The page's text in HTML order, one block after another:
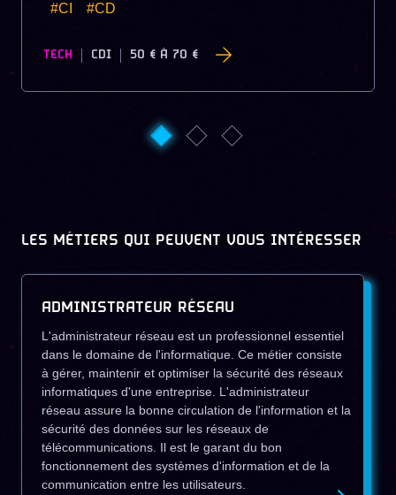
#CI
#CD
TECH CDI 50 € À 70 €
LES MÉTIERS QUI PEUVENT VOUS INTÉRESSER
ADMINISTRATEUR RÉSEAU
L'administrateur réseau est un professionnel essentiel
dans le domaine de l'informatique. Ce métier consiste
à gérer, maintenir et optimiser la sécurité des réseaux
informatiques d'une entreprise. L'administrateur
réseau assure la bonne circulation de l'information et la
sécurité des données sur les réseaux de
télécommunications. Il est le garant du bon
fonctionnement des systèmes d'information et de la
communication entre les utilisateurs.